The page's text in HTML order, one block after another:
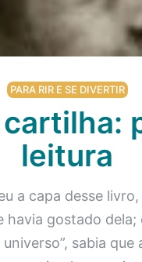
PARA RIR E SE DIVERTIR
leitura
a capa desse
gostado
sabia